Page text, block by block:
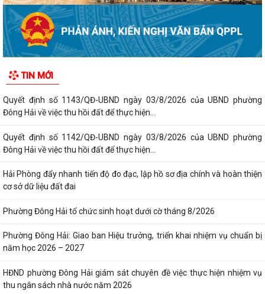
TIN MỚI
Quyết định số 1143/QĐ-UBND ngày 03/8/2026 của UBND phường
Đông Hải về việc thu hồi đất để thực hiện...
Quyết định số 1142/QĐ-UBND ngày 03/8/2026 của UBND phường
Đông Hải về việc thu hồi đất để thực hiện...
Hải Phòng đẩy nhanh tiến độ đo đạc, lập hồ sơ địa chính và hoàn thiện
cơ sở dữ liệu đất đai
Phường Đông Hải tổ chức sinh hoạt dưới cờ tháng 8/2026
Phường Đông Hải: Giao ban Hiệu trưởng, triển khai nhiệm vụ chuẩn bị
năm học 2026 – 2027
HĐND phường Đông Hải giám sát chuyên đề việc thực hiện nhiệm vụ
thu ngân sách nhà nước năm 2026